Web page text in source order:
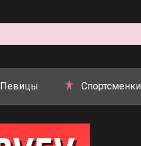
Певицы Спортсменки